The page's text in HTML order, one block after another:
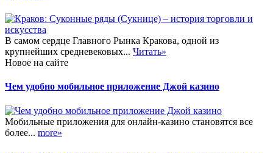
В самом сердце Главного Рынка Кракова, одной из
крупнейших средневековых... Читать»
Новое на сайте
Чем удобно мобильное приложение Джой казино
Мобильные приложения для онлайн-казино становятся все
более... more»